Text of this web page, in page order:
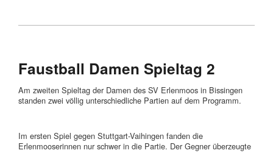
Faustball Damen Spieltag 2
Am zweiten Spieltag der Damen des SV Erlenmoos in Bissingen
standen zwei völlig unterschiedliche Partien auf dem Programm.
Im ersten Spiel gegen Stuttgart-Vaihingen fanden die
Erlenmooserinnen nur schwer in die Partie. Der Gegner überzeugte